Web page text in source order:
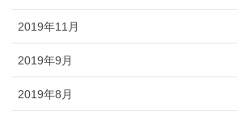
2019年11月
2019年9月
2019年8月